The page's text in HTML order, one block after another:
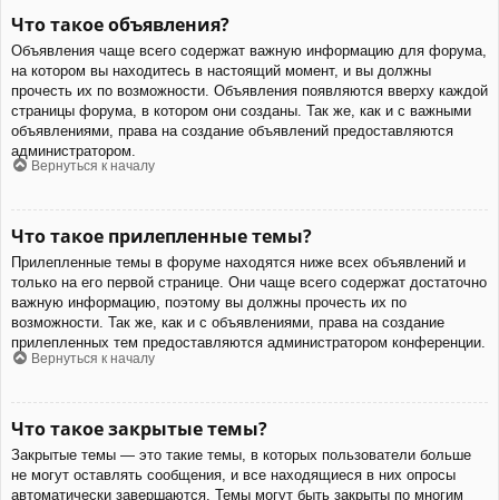
Что такое объявления?
Объявления чаще всего содержат важную информацию для форума,
на котором вы находитесь в настоящий момент, и вы должны
прочесть их по возможности. Объявления появляются вверху каждой
страницы форума, в котором они созданы. Так же, как и с важными
объявлениями, права на создание объявлений предоставляются
администратором.
Вернуться к началу
Что такое прилепленные темы?
Прилепленные темы в форуме находятся ниже всех объявлений и
только на его первой странице. Они чаще всего содержат достаточно
важную информацию, поэтому вы должны прочесть их по
возможности. Так же, как и с объявлениями, права на создание
прилепленных тем предоставляются администратором конференции.
Вернуться к началу
Что такое закрытые темы?
Закрытые темы — это такие темы, в которых пользователи больше
не могут оставлять сообщения, и все находящиеся в них опросы
автоматически завершаются. Темы могут быть закрыты по многим